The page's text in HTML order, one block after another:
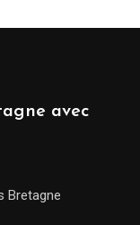
avec
Bretagne